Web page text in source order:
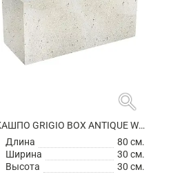
search
КАШПО GRIGIO BOX ANTIQUE WHITE
Длина
80 см.
Ширина
30 см.
Высота
30 см.